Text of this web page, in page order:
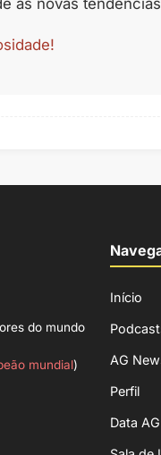
às novas
do mundo
mundial)
Início
AG
Perfil
Data AG